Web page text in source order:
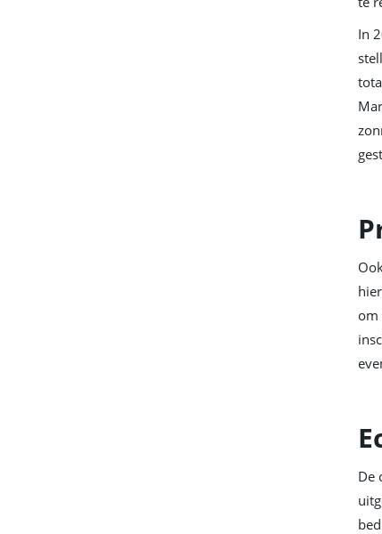
In
om
De